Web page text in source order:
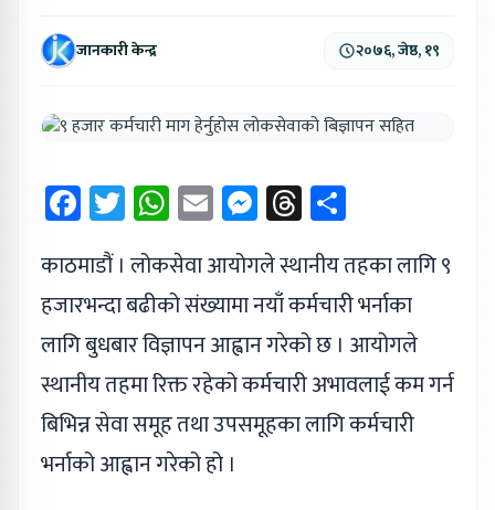
जानकारी केन्द्र २०७६, जेष्ठ, १९
Facebook
Twitter
WhatsApp
EmailMessenger
Threads
काठमाडौं । लोकसेवा आयोगले स्थानीय तहका लागि ९
हजारभन्दा बढीको संख्यामा नयाँ कर्मचारी भर्नाका
लागि बुधबार विज्ञापन आह्वान गरेको छ । आयोगले
स्थानीय तहमा रिक्त रहेको कर्मचारी अभावलाई कम गर्न
बिभिन्न सेवा समूह तथा उपसमूहका लागि कर्मचारी
भर्नाको आह्वान गरेको हो ।